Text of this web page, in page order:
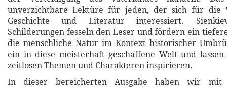
unverzichtbare Lektüre für jeden, der sich für die
Geschichte und Literatur interessiert.
Schilderungen fesseln den Leser und fördern ein
die menschliche Natur im Kontext historischer
ein in diese meisterhaft geschaffene Welt und
zeitlosen Themen und Charakteren inspirieren.
In dieser bereicherten Ausgabe haben wir mit